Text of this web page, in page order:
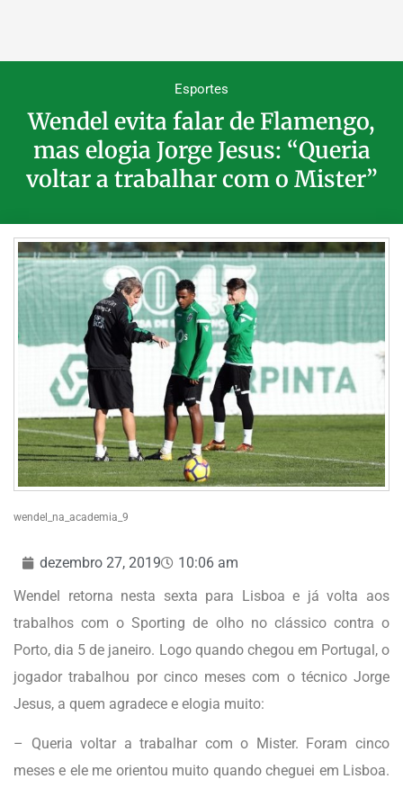
Esportes
Wendel evita falar de Flamengo,
mas elogia Jorge Jesus: “Queria
voltar a trabalhar com o Mister”
wendel_na_academia_9
dezembro 27, 2019
10:06 am
Wendel retorna nesta sexta para Lisboa e já volta aos
trabalhos com o Sporting de olho no clássico contra o
Porto, dia 5 de janeiro. Logo quando chegou em Portugal, o
jogador trabalhou por cinco meses com o técnico Jorge
Jesus, a quem agradece e elogia muito:
– Queria voltar a trabalhar com o Mister. Foram cinco
meses e ele me orientou muito quando cheguei em Lisboa.